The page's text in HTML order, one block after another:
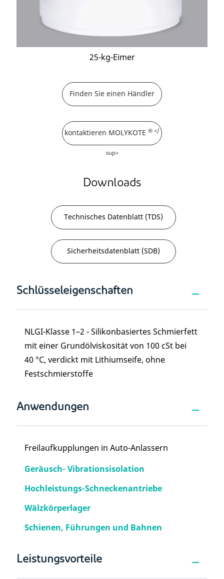
25-kg-Eimer
Finden Sie einen Händler
kontaktieren MOLYKOTE ® </
sup>
Downloads
Technisches Datenblatt (TDS)
Sicherheitsdatenblatt (SDB)
Schlüsseleigenschaften
NLGI-Klasse 1–2 - Silikonbasiertes Schmierfett
mit einer Grundölviskosität von 100 cSt bei
40 °C, verdickt mit Lithiumseife, ohne
Festschmierstoffe
Anwendungen
Freilaufkupplungen in Auto-Anlassern
Geräusch- Vibrationsisolation
Hochleistungs-Schneckenantriebe
Wälzkörperlager
Schienen, Führungen und Bahnen
Leistungsvorteile